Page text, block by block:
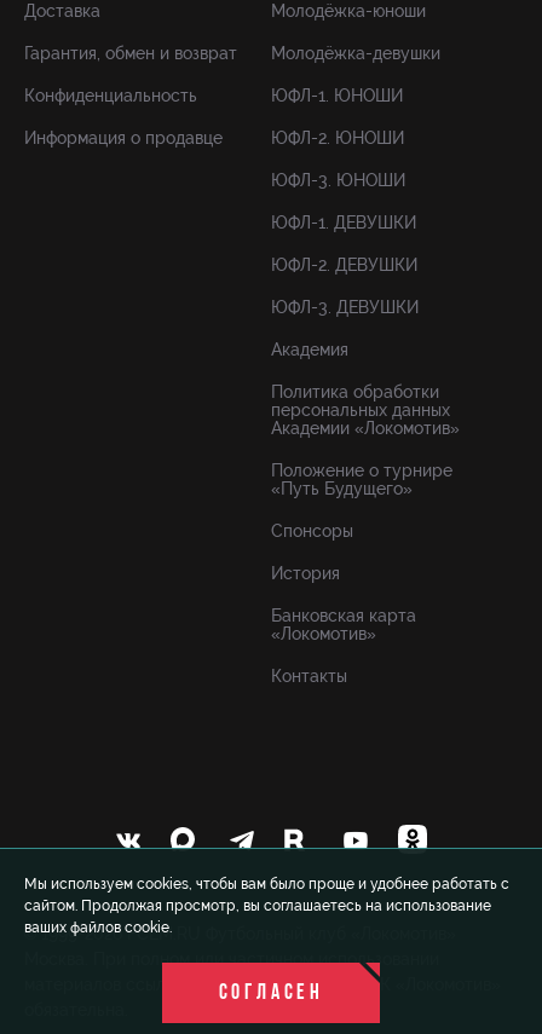
Мы используем cookies, чтобы вам было проще и удобнее работать с
сайтом. Продолжая просмотр, вы соглашаетесь на использование
ваших файлов cookie.
СОГЛАСЕН
Доставка
Гарантия, обмен и возврат
Конфиденциальность
Информация о продавце
Молодёжка-юноши
Молодёжка-девушки
ЮФЛ-1. ЮНОШИ
ЮФЛ-2. ЮНОШИ
ЮФЛ-3. ЮНОШИ
ЮФЛ-1. ДЕВУШКИ
ЮФЛ-2. ДЕВУШКИ
ЮФЛ-3. ДЕВУШКИ
Академия
Политика обработки
персональных данных
Академии «Локомотив»
Положение о турнире
«Путь Будущего»
Спонсоры
История
Банковская карта
«Локомотив»
Контакты
© 1999-2026 FCLM.RU Футбольный клуб «Локомотив»
Москва. При полном или частичном использовании
материалов ссылка на официальный сайт ФК «Локомотив»